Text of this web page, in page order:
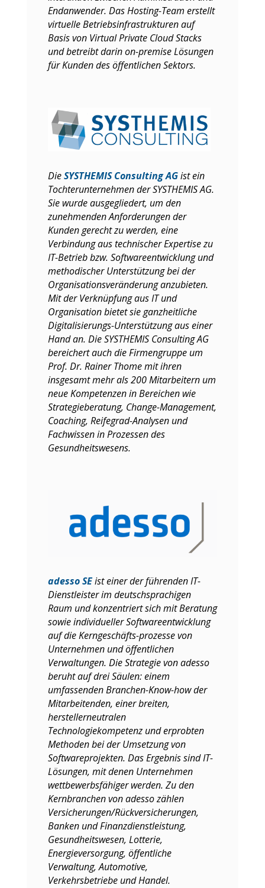
Endanwender. Das Hosting-Team erstellt
virtuelle Betriebsinfrastrukturen auf
Basis von Virtual Private Cloud Stacks
und betreibt darin on-premise Lösungen
für Kunden des öffentlichen Sektors.
DieSYSTHEMIS Consulting AGist ein
Tochterunternehmen der SYSTHEMIS AG.
Sie wurde ausgegliedert, um den
zunehmenden Anforderungen der
Kunden gerecht zu werden, eine
Verbindung aus technischer Expertise zu
IT-Betrieb bzw. Softwareentwicklung und
methodischer Unterstützung bei der
Organisationsveränderung anzubieten.
Mit der Verknüpfung aus IT und
Organisation bietet sie ganzheitliche
Digitalisierungs-Unterstützung aus einer
Hand an. Die SYSTHEMIS Consulting AG
bereichert auch die Firmengruppe um
Prof. Dr. Rainer Thome mit ihren
insgesamt mehr als 200 Mitarbeitern um
neue Kompetenzen in Bereichen wie
Strategieberatung, Change-Management,
Coaching, Reifegrad-Analysen und
Fachwissen in Prozessen des
Gesundheitswesens.
adesso SEist einer der führenden IT-
Dienstleister im deutschsprachigen
Raum und konzentriert sich mit Beratung
sowie individueller Softwareentwicklung
auf die Kerngeschäfts-prozesse von
Unternehmen und öffentlichen
Verwaltungen. Die Strategie von adesso
beruht auf drei Säulen: einem
umfassenden Branchen-Know-how der
Mitarbeitenden, einer breiten,
herstellerneutralen
Technologiekompetenz und erprobten
Methoden bei der Umsetzung von
Softwareprojekten. Das Ergebnis sind IT-
Lösungen, mit denen Unternehmen
wettbewerbsfähiger werden. Zu den
Kernbranchen von adesso zählen
Versicherungen/Rückversicherungen,
Banken und Finanzdienstleistung,
Gesundheitswesen, Lotterie,
Energieversorgung, öffentliche
Verwaltung, Automotive,
Verkehrsbetriebe und Handel.